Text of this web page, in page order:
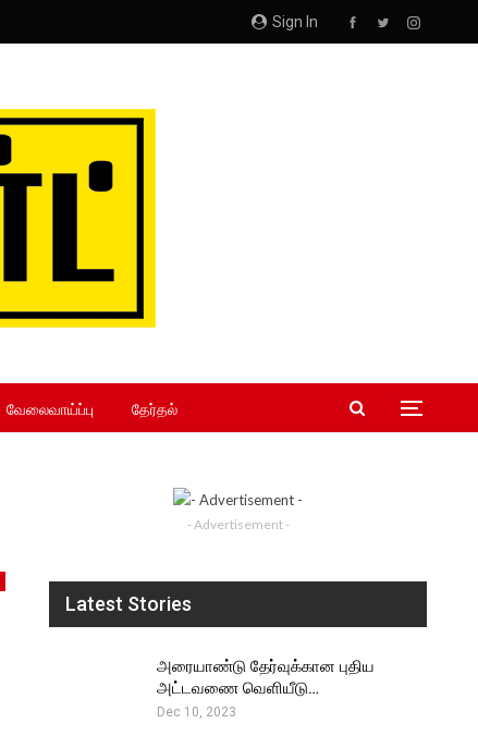
Sign In
வேலைவாய்ப்பு தேர்தல்
- Advertisement -
Latest Stories
அரையாண்டு தேர்வுக்கான புதிய
அட்டவணை வெளியீடு…
Dec 10, 2023